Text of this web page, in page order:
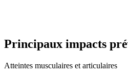
Principaux impacts
Atteintes musculaires et articulaires